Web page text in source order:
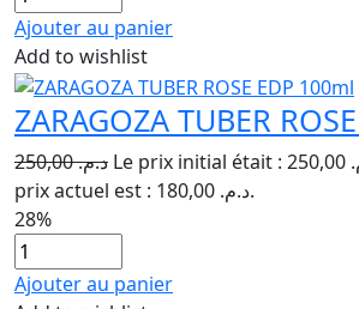
Ajouter au panier
Add to wishlist
ZARAGOZA TUBER
د.م.250,00
prix actuel est : د.م. 180,00.
28%
Ajouter au panier